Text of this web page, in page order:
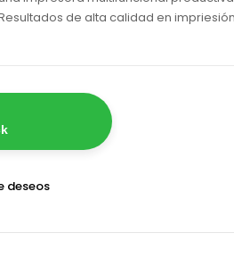
de alta calidad en
deseos